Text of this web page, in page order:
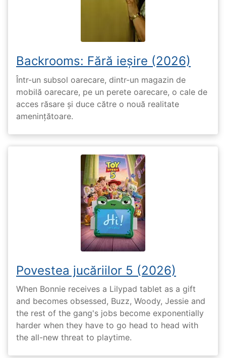
Backrooms: Fără ieșire (2026)
Într-un subsol oarecare, dintr-un magazin de
mobilă oarecare, pe un perete oarecare, o cale de
acces răsare și duce către o nouă realitate
amenințătoare.
Povestea jucăriilor 5 (2026)
When Bonnie receives a Lilypad tablet as a gift
and becomes obsessed, Buzz, Woody, Jessie and
the rest of the gang's jobs become exponentially
harder when they have to go head to head with
the all-new threat to playtime.